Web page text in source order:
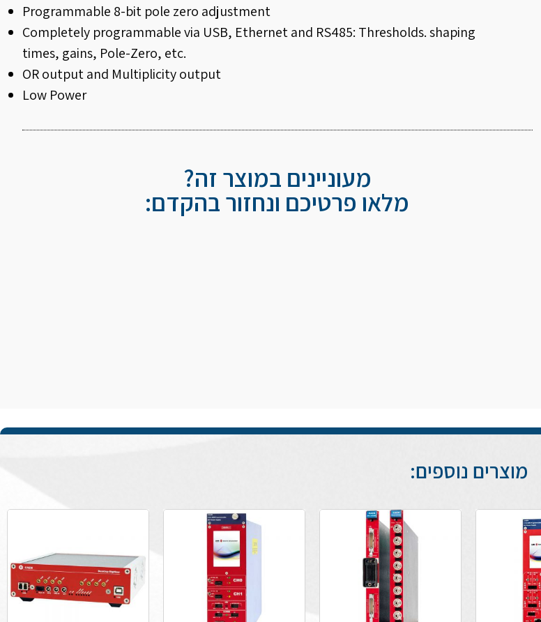
Programmable 8-bit pole zero adjustment
Completely programmable via USB, Ethernet and RS485: Thresholds. shaping
times, gains, Pole-Zero, etc.
OR output and Multiplicity output
Low Power
מעוניינים במוצר זה?
מלאו פרטיכם ונחזור בהקדם:
מוצרים נוספים: